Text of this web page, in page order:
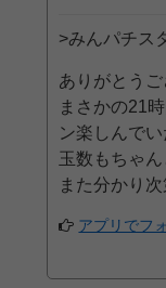
>みんパチス
ありがとうご
まさかの21
ン楽しんで
玉数もちゃ
また分かり
アプリでフ